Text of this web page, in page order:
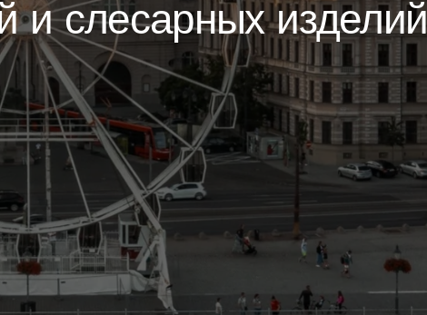
и слесарных изделий